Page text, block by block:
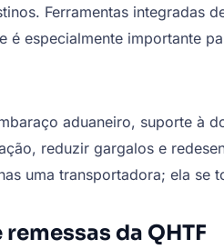
Ferramentas integradas
especialmente importante
aduaneiro, suporte à
reduzir gargalos e
uma transportadora; ela
da QHTF